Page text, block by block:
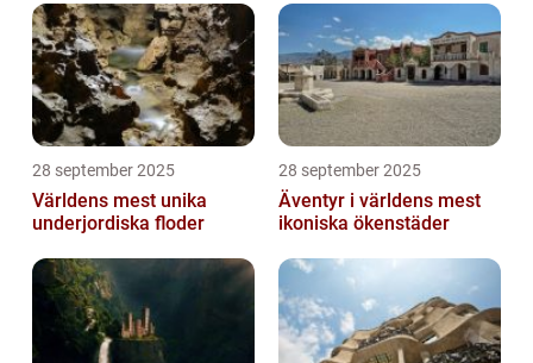
28 september 2025
Världens mest unika
underjordiska floder
28 september 2025
Äventyr i världens mest
ikoniska ökenstäder